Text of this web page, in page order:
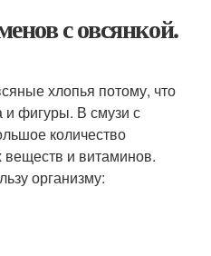
с овсянкой.
хлопья потому, что
и фигуры. В смузи с
количество
и витаминов.
организму: